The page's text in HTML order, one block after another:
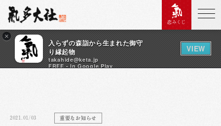
×
入らずの森詣から生まれた御守
り縁起物
takahide@keta.jp
FREE - In Google Play
VIEW
恋みくじ
2021.01/03 重要なお知らせ